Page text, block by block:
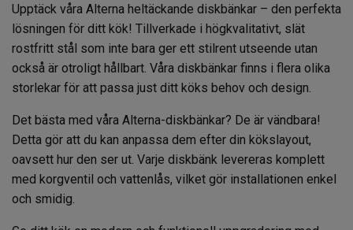
Upptäck våra Alterna heltäckande diskbänkar – den perfekta
lösningen för ditt kök! Tillverkade i högkvalitativt, slät
rostfritt stål som inte bara ger ett stilrent utseende utan
också är otroligt hållbart. Våra diskbänkar finns i flera olika
storlekar för att passa just ditt köks behov och design.
Det bästa med våra Alterna-diskbänkar? De är vändbara!
Detta gör att du kan anpassa dem efter din kökslayout,
oavsett hur den ser ut. Varje diskbänk levereras komplett
med korgventil och vattenlås, vilket gör installationen enkel
och smidig.